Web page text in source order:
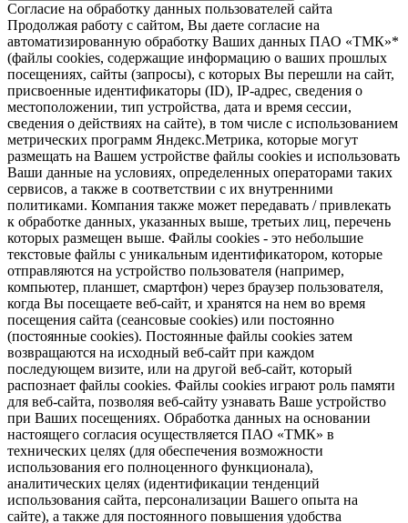
Согласие на обработку данных пользователей сайта
Продолжая работу с сайтом, Вы даете согласие на
автоматизированную обработку Ваших данных ПАО «ТМК»*
(файлы cookies, содержащие информацию о ваших прошлых
посещениях, сайты (запросы), с которых Вы перешли на сайт,
присвоенные идентификаторы (ID), IP-адрес, сведения о
местоположении, тип устройства, дата и время сессии,
сведения о действиях на сайте), в том числе с использованием
метрических программ Яндекс.Метрика, которые могут
размещать на Вашем устройстве файлы cookies и использовать
Ваши данные на условиях, определенных операторами таких
сервисов, а также в соответствии с их внутренними
политиками. Компания также может передавать / привлекать
к обработке данных, указанных выше, третьих лиц, перечень
которых размещен выше. Файлы cookies - это небольшие
текстовые файлы с уникальным идентификатором, которые
отправляются на устройство пользователя (например,
компьютер, планшет, смартфон) через браузер пользователя,
когда Вы посещаете веб-сайт, и хранятся на нем во время
посещения сайта (сеансовые cookies) или постоянно
(постоянные cookies). Постоянные файлы cookies затем
возвращаются на исходный веб-сайт при каждом
последующем визите, или на другой веб-сайт, который
распознает файлы cookies. Файлы cookies играют роль памяти
для веб-сайта, позволяя веб-сайту узнавать Ваше устройство
при Ваших посещениях. Обработка данных на основании
настоящего согласия осуществляется ПАО «ТМК» в
технических целях (для обеспечения возможности
использования его полноценного функционала),
аналитических целях (идентификации тенденций
использования сайта, персонализации Вашего опыта на
сайте), а также для постоянного повышения удобства